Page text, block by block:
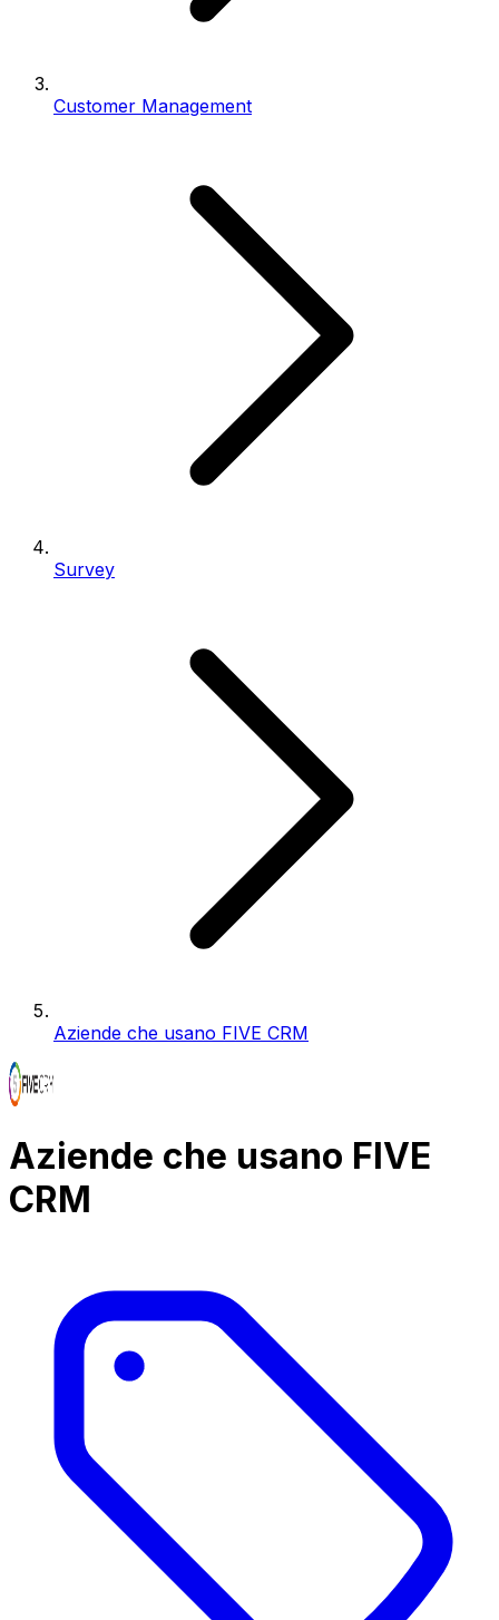
Customer Management
Survey
Aziende che usano FIVE CRM
Aziende che usano FIVE
CRM